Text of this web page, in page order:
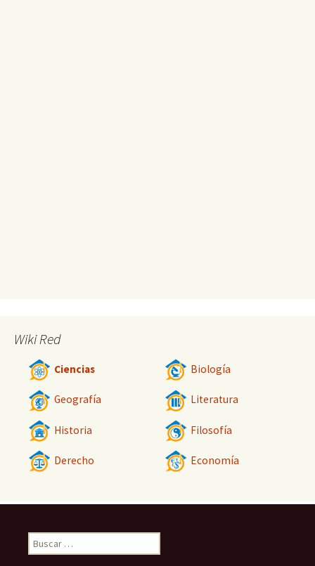
Wiki Red
Ciencias Biología
Geografía Literatura
Historia Filosofía
Derecho Economía
Buscar: